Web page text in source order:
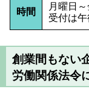
時間
月曜日
受付は
創業間もない
労働関係法令